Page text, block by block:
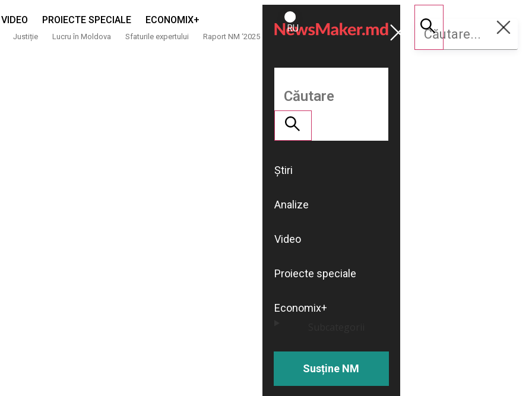
VIDEO PROIECTE SPECIALE ECONOMIX+
Justiție Lucru în Moldova Sfaturile expertului Raport NM ‘2025
ROMÂNĂ
RU
Susține
NM
Știri
Analize
Video
Proiecte speciale
Economix+
Susține NM